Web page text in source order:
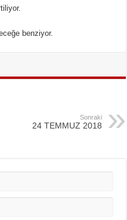
benziyor.
Sonraki
24 TEMMUZ 2018